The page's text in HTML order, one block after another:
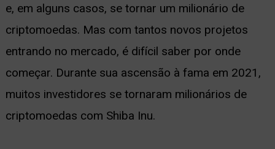
e, em alguns casos, se tornar um milionário de
criptomoedas. Mas com tantos novos projetos
entrando no mercado, é difícil saber por onde
começar. Durante sua ascensão à fama em 2021,
muitos investidores se tornaram milionários de
criptomoedas com Shiba Inu.